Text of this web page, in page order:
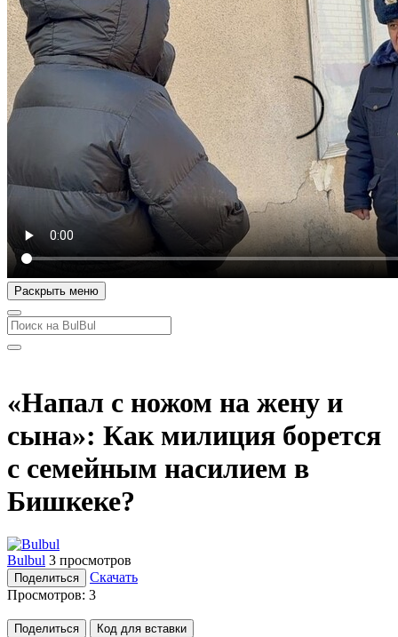
Раскрыть меню
«Напал с ножом на жену и
сына»: Как милиция борется
с семейным насилием в
Бишкеке?
Bulbul 3 просмотров
Поделиться
Скачать
Просмотров: 3
Поделиться Код для вставки